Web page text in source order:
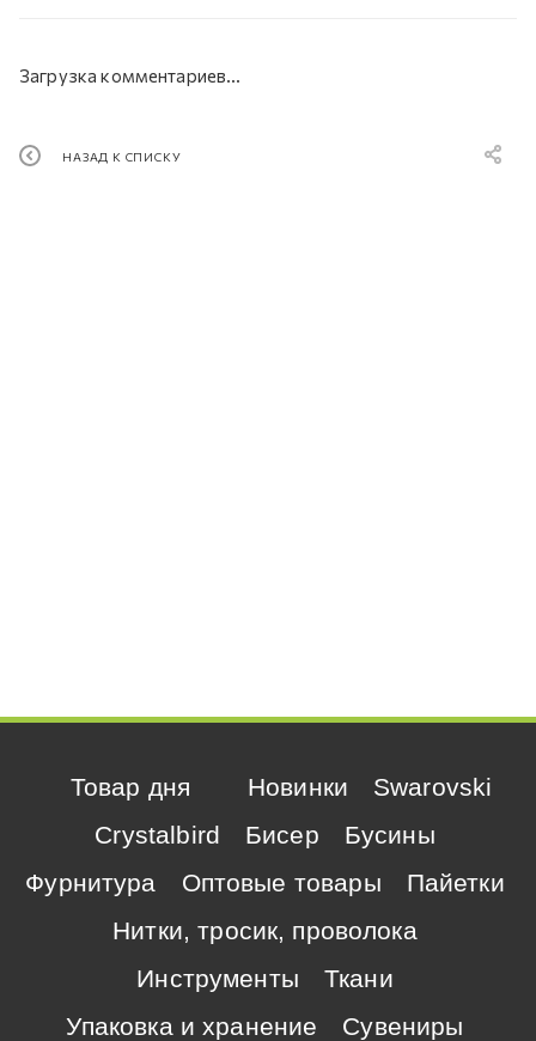
Загрузка комментариев...
НАЗАД К СПИСКУ
Товар дня Новинки
Swarovski
Crystalbird
Бисер
Бусины
Фурнитура
Оптовые товары
Пайетки
Нитки, тросик, проволока
Инструменты
Ткани
Упаковка и хранение
Сувениры